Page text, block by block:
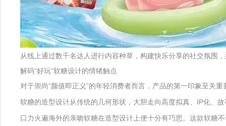
从线上通过数千名达人进行内容种草，构建快乐分享的社交氛围
解码“好玩”软糖设计的情绪触点
对于崇尚“颜值即正义”的年轻消费者而言，产品的第一印象至关重
软糖的造型设计从传统的几何形状，大胆走向高度拟真、IP化、
口力火遍海外的亲吻软糖在造型设计上便十分有巧思。这款软糖